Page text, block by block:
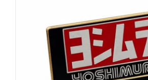
haute
moto